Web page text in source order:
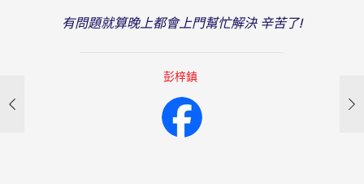
有問題就算晚上都會上門幫忙解決 辛苦了!
彭梓鎮